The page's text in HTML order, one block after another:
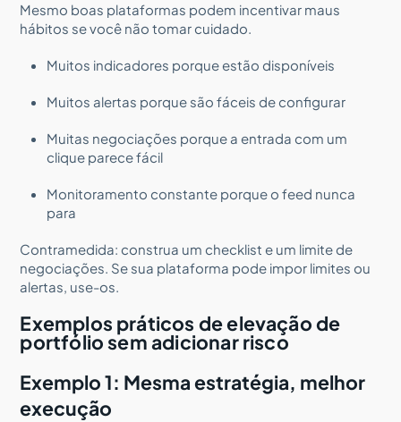
Mesmo boas plataformas podem incentivar maus
hábitos se você não tomar cuidado.
Muitos indicadores porque estão disponíveis
Muitos alertas porque são fáceis de configurar
Muitas negociações porque a entrada com um
clique parece fácil
Monitoramento constante porque o feed nunca
para
Contramedida: construa um checklist e um limite de
negociações. Se sua plataforma pode impor limites ou
alertas, use-os.
Exemplos práticos de elevação de
portfólio sem adicionar risco
Exemplo 1: Mesma estratégia, melhor
execução